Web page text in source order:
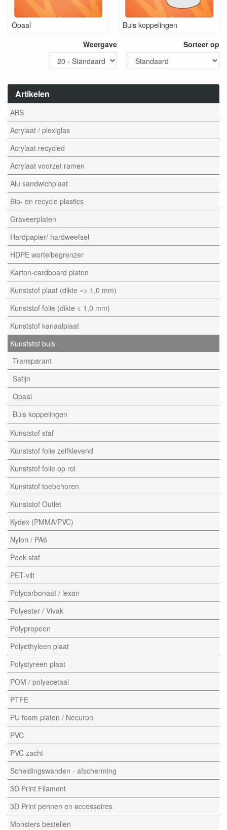
Artikelen
ABS
Acrylaat / plexiglas
Acrylaat recycled
Acrylaat voorzet ramen
Alu sandwichplaat
Bio- en recycle plastics
Graveerplaten
Hardpapier/ hardweefsel
HDPE wortelbegrenzer
Karton-cardboard platen
Kunststof plaat (dikte => 1,0 mm)
Kunststof folie (dikte < 1,0 mm)
Kunststof kanaalplaat
Kunststof buis
Transparant
Satijn
Opaal
Buis koppelingen
Kunststof staf
Kunststof folie zelfklevend
Kunststof folie op rol
Kunststof toebehoren
Kunststof Outlet
Kydex (PMMA/PVC)
Nylon / PA6
Peek staf
PET-vilt
Polycarbonaat / lexan
Polyester / Vivak
Polypropeen
Polyethyleen plaat
Polystyreen plaat
POM / polyacetaal
PTFE
PU foam platen / Necuron
PVC
PVC zacht
Scheidingswanden - afscherming
3D Print Filament
3D Print pennen en accessoires
Monsters bestellen
Opaal
Buis koppelingen
Weergave
Sorteer op